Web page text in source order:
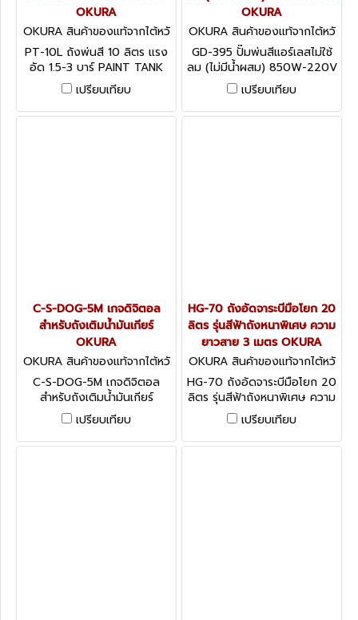
OKURA
OKURA สินค้าของแท้จากไต้หวั
น PT-10L
PT-10L ถังพ่นสี 10 ลิตร แรง
อัด 1.5-3 บาร์ PAINT TANK
OKURA
เปรียบเทียบ
OKURA
OKURA สินค้าของแท้จากไต้หวั
น GD-395
GD-395 ปั๊มพ่นสีแอร์เลสไม่ใช้
ลม (ไม่มีน้ำผสม) 850W-220V
OKURA
เปรียบเทียบ
C-S-DOG-5M เกจดิจิตอล
สำหรับถังเติมน้ำมันเกียร์
OKURA
OKURA สินค้าของแท้จากไต้หวั
น C-S-DOG-5M
C-S-DOG-5M เกจดิจิตอล
สำหรับถังเติมน้ำมันเกียร์
OKURA
เปรียบเทียบ
HG-70 ถังอัดจาระบีมือโยก 20
ลิตร รุ่นสีฟ้าถังหนาพิเศษ ความ
ยาวสาย 3 เมตร OKURA
OKURA สินค้าของแท้จากไต้หวั
น HG-70
HG-70 ถังอัดจาระบีมือโยก 20
ลิตร รุ่นสีฟ้าถังหนาพิเศษ ความ
ยาวสาย 3 เมตร OKURA
เปรียบเทียบ